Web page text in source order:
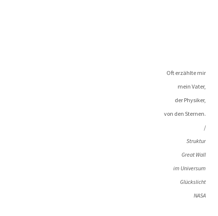
Oft erzähl­te mir
mein Vater,
der Physiker,
von den Sternen.
/
Struk­tur
Gre­at Wall
im Universum
Glückslicht
NASA